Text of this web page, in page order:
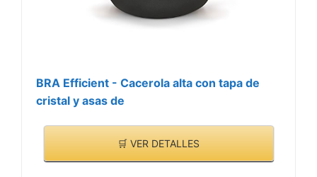
BRA Efficient - Cacerola alta con tapa de
cristal y asas de
🛒 VER DETALLES